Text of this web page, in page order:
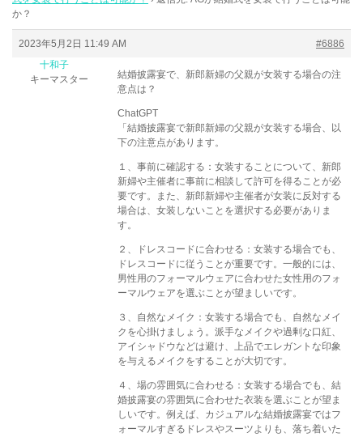
か？
2023年5月2日 11:49 AM
#6886
十和子
キーマスター
結婚披露宴で、新郎新婦の父親が女装する場合の注
意点は？
ChatGPT
「結婚披露宴で新郎新婦の父親が女装する場合、以
下の注意点があります。
１、事前に確認する：女装することについて、新郎
新婦や主催者に事前に相談して許可を得ることが必
要です。また、新郎新婦や主催者が女装に反対する
場合は、女装しないことを選択する必要がありま
す。
２、ドレスコードに合わせる：女装する場合でも、
ドレスコードに従うことが重要です。一般的には、
男性用のフォーマルウェアに合わせた女性用のフォ
ーマルウェアを選ぶことが望ましいです。
３、自然なメイク：女装する場合でも、自然なメイ
クを心掛けましょう。派手なメイクや過剰な口紅、
アイシャドウなどは避け、上品でエレガントな印象
を与えるメイクをすることが大切です。
４、場の雰囲気に合わせる：女装する場合でも、結
婚披露宴の雰囲気に合わせた衣装を選ぶことが望ま
しいです。例えば、カジュアルな結婚披露宴ではフ
ォーマルすぎるドレスやスーツよりも、落ち着いた